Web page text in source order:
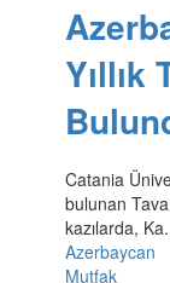
Yıllık
Catania
bulunan
kazılarda,
Azerbaycan
Mutfak